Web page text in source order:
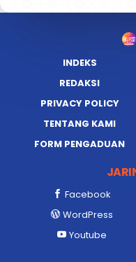
INDEKS
REDAKSI
PRIVACY POLICY
TENTANG KAMI
FORM PENGADUAN
Facebook
WordPress
Youtube